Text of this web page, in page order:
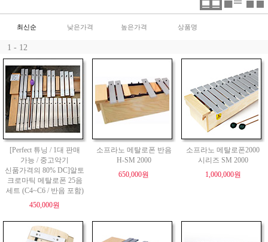
최신순 낮은가격 높은가격 상품명
1 - 12
[Perfect 튜닝 / 1대 판매
가능 / 중고악기
신품가격의 80% DC]알토
크로마틱 메탈로폰 25음
세트 (C4~C6 / 반음 포함)
450,000원
소프라노 메탈로폰 반음
H-SM 2000
650,000원
소프라노 메탈로폰2000
시리즈 SM 2000
1,000,000원